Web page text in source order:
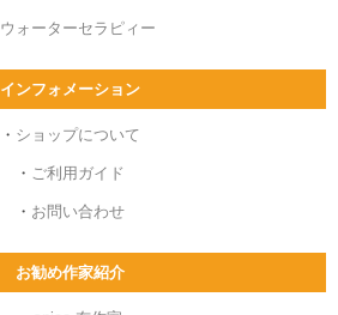
ウォーターセラピィー
インフォメーション
・ ショップについて
・ ご利用ガイド
・ お問い合わせ
お勧め作家紹介